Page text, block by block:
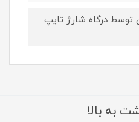
درگاه شارژ تایپ
به بالا